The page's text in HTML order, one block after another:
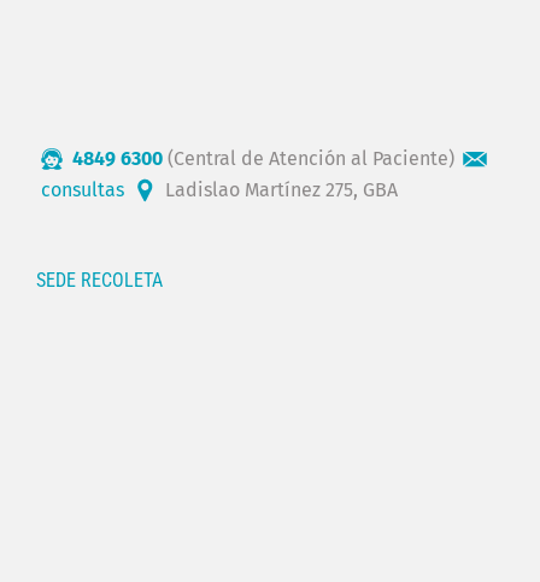
4849 6300 (Central de Atención al Paciente)
consultas
Ladislao Martínez 275, GBA
SEDE RECOLETA